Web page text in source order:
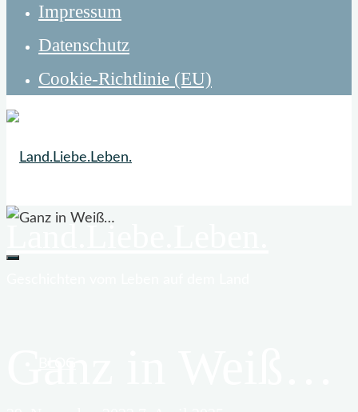
Impressum
Datenschutz
Cookie-Richtlinie (EU)